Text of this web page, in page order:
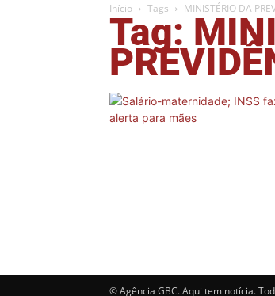
Início Tags MINISTÉRIO DA
Tag:
© Agência GBC. Aqui tem notícia.